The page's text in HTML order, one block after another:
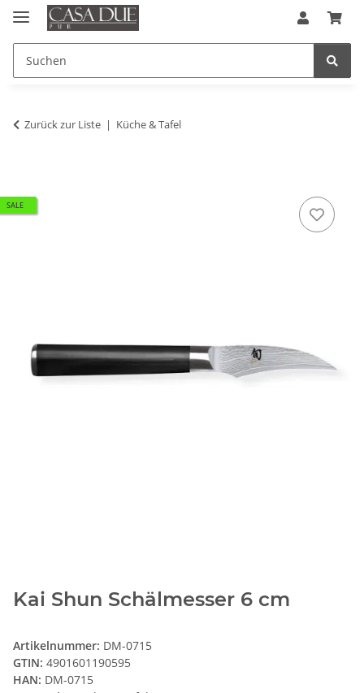
Zurück zur Liste Küche & Tafel
SALE
Kai Shun Schälmesser 6 cm
Artikelnummer: DM-0715
GTIN: 4901601190595
HAN: DM-0715